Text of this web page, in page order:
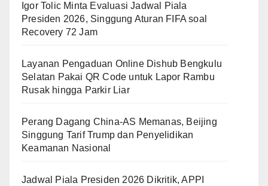
Igor Tolic Minta Evaluasi Jadwal Piala
Presiden 2026, Singgung Aturan FIFA soal
Recovery 72 Jam
Layanan Pengaduan Online Dishub Bengkulu
Selatan Pakai QR Code untuk Lapor Rambu
Rusak hingga Parkir Liar
Perang Dagang China-AS Memanas, Beijing
Singgung Tarif Trump dan Penyelidikan
Keamanan Nasional
Jadwal Piala Presiden 2026 Dikritik, APPI